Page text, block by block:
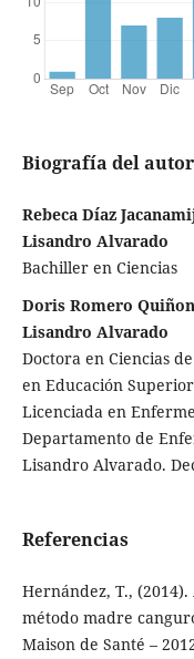
Biografía del
Rebeca Díaz
Lisandro Alvarado
Bachiller en Ciencias
Doris Romero
Lisandro Alvarado
Doctora en Ciencias
en Educación
Licenciada en
Departamento de
Lisandro Alvarado.
Referencias
Hernández, T.,
método madre
Maison de Santé –